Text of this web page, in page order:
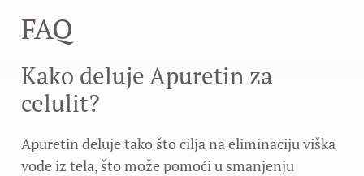
FAQ
Kako deluje Apuretin za
celulit?
Apuretin deluje tako što cilja na eliminaciju viška
vode iz tela, što može pomoći u smanjenju